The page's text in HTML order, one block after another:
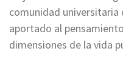
comunidad
aportado al
dimensiones de la vida